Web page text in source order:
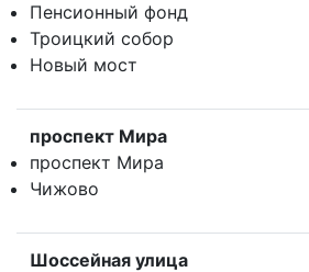
Пенсионный фонд
Троицкий собор
Новый мост
проспект Мира
проспект Мира
Чижово
Шоссейная улица